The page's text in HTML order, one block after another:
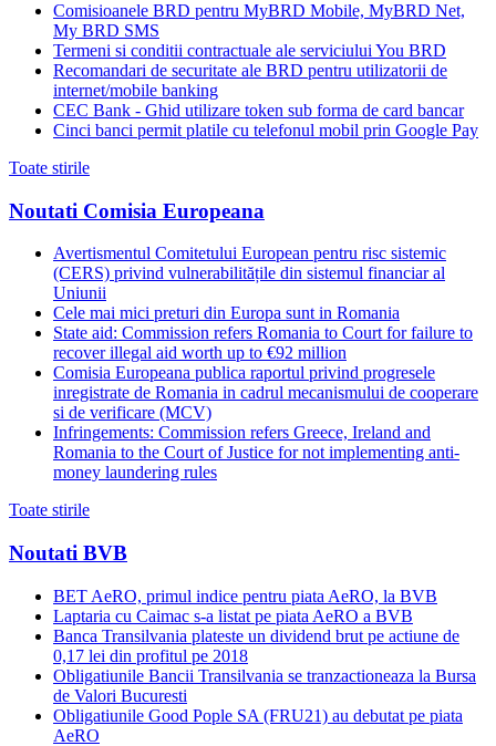
Comisioanele BRD pentru MyBRD Mobile, MyBRD Net,
My BRD SMS
Termeni si conditii contractuale ale serviciului You BRD
Recomandari de securitate ale BRD pentru utilizatorii de
internet/mobile banking
CEC Bank - Ghid utilizare token sub forma de card bancar
Cinci banci permit platile cu telefonul mobil prin Google Pay
Toate stirile
Noutati Comisia Europeana
Avertismentul Comitetului European pentru risc sistemic
(CERS) privind vulnerabilitățile din sistemul financiar al
Uniunii
Cele mai mici preturi din Europa sunt in Romania
State aid: Commission refers Romania to Court for failure to
recover illegal aid worth up to €92 million
Comisia Europeana publica raportul privind progresele
inregistrate de Romania in cadrul mecanismului de cooperare
si de verificare (MCV)
Infringements: Commission refers Greece, Ireland and
Romania to the Court of Justice for not implementing anti-
money laundering rules
Toate stirile
Noutati BVB
BET AeRO, primul indice pentru piata AeRO, la BVB
Laptaria cu Caimac s-a listat pe piata AeRO a BVB
Banca Transilvania plateste un dividend brut pe actiune de
0,17 lei din profitul pe 2018
Obligatiunile Bancii Transilvania se tranzactioneaza la Bursa
de Valori Bucuresti
Obligatiunile Good Pople SA (FRU21) au debutat pe piata
AeRO